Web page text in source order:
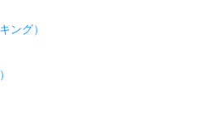
ング）